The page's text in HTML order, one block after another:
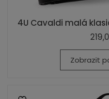
4U Cavaldi malá
Zobrazit